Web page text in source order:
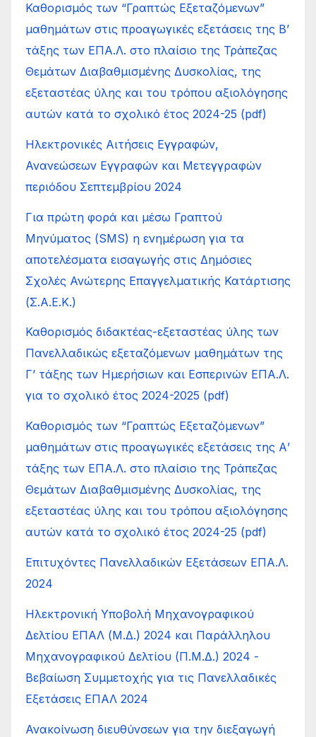
Καθορισμός των “Γραπτώς Εξεταζόμενων”
μαθημάτων στις προαγωγικές εξετάσεις της Β’
τάξης των ΕΠΑ.Λ. στο πλαίσιο της Τράπεζας
Θεμάτων Διαβαθμισμένης Δυσκολίας, της
εξεταστέας ύλης και του τρόπου αξιολόγησης
αυτών κατά το σχολικό έτος 2024-25 (pdf)
Ηλεκτρονικές Αιτήσεις Εγγραφών,
Ανανεώσεων Εγγραφών και Μετεγγραφών
περιόδου Σεπτεμβρίου 2024
Για πρώτη φορά και μέσω Γραπτού
Μηνύματος (SMS) η ενημέρωση για τα
αποτελέσματα εισαγωγής στις Δημόσιες
Σχολές Ανώτερης Επαγγελματικής Κατάρτισης
(Σ.Α.Ε.Κ.)
Καθορισμός διδακτέας-εξεταστέας ύλης των
Πανελλαδικώς εξεταζόμενων μαθημάτων της
Γ’ τάξης των Ημερήσιων και Εσπερινών ΕΠΑ.Λ.
για το σχολικό έτος 2024-2025 (pdf)
Καθορισμός των “Γραπτώς Εξεταζόμενων”
μαθημάτων στις προαγωγικές εξετάσεις της Α’
τάξης των ΕΠΑ.Λ. στο πλαίσιο της Τράπεζας
Θεμάτων Διαβαθμισμένης Δυσκολίας, της
εξεταστέας ύλης και του τρόπου αξιολόγησης
αυτών κατά το σχολικό έτος 2024-25 (pdf)
Επιτυχόντες Πανελλαδικών Εξετάσεων ΕΠΑ.Λ.
2024
Ηλεκτρονική Υποβολή Μηχανογραφικού
Δελτίου ΕΠΑΛ (Μ.Δ.) 2024 και Παράλληλου
Μηχανογραφικού Δελτίου (Π.Μ.Δ.) 2024 -
Βεβαίωση Συμμετοχής για τις Πανελλαδικές
Εξετάσεις ΕΠΑΛ 2024
Ανακοίνωση διευθύνσεων για την διεξαγωγή